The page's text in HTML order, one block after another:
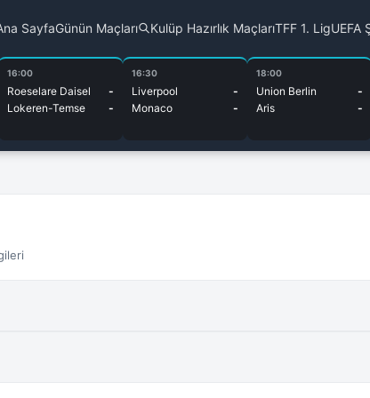
SayfaGünün Maçları Kulüp Hazırlık MaçlarıTFF 1. LigUEFA
16:00
Roeselare Daisel
-
Lokeren-Temse
-
16:30
Liverpool
-
Monaco
-
18:00
Union Berlin
-
Aris
-